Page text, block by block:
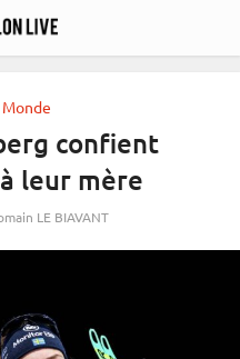
confient
leur mère
LE BIAVANT